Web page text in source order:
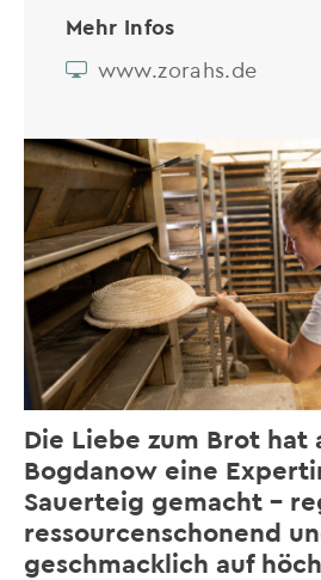
Mehr Infos
www.zorahs.de
Die Liebe zum Brot hat
Bogdanow eine
Sauerteig gemacht –
ressourcenschonend
geschmacklich auf